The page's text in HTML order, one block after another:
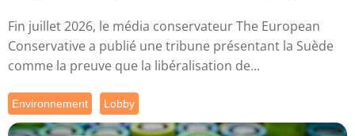
Fin juillet 2026, le média conservateur The European
Conservative a publié une tribune présentant la Suède
comme la preuve que la libéralisation de...
Environnement Lobby